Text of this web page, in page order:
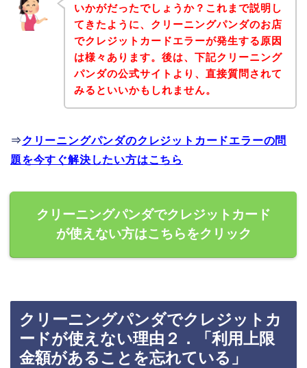
いかがだったでしょうか？これまで説明し
てきたように、クリーニングパンダのお店
でクレジットカードエラーが発生する原因
は様々あります。後は、下記クリーニング
パンダの公式サイトより、直接質問されて
みるといいかもしれません。
⇒クリーニングパンダのクレジットカードエラーの問
題を今すぐ解決したい方はこちら
クリーニングパンダでクレジットカード
が使えない方はこちらをクリック
クリーニングパンダでクレジットカ
ードが使えない理由２．「利用上限
金額があることを忘れている」